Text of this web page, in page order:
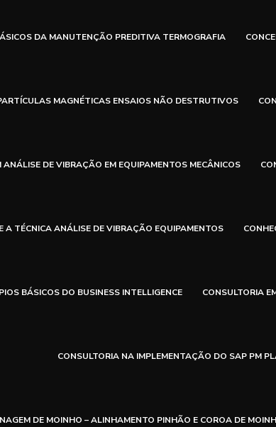
DA MANUTENÇÃO PREDITIVA TERMOGRAFIA
MAGNÉTICAS ENSAIOS NÃO DESTRUTIVOS
DE VIBRAÇÃO EM EQUIPAMENTOS MECÂNICOS
A TÉCNICA ANÁLISE DE VIBRAÇÃO EQUIPAMENTOS
BÁSICOS DO BUSINESS INTELLIGENCE CONSULTORIA
CONSULTORIA NA IMPLEMENTAÇÃO DO SAP PM
DE MOINHO – ALINHAMENTO PINHÃO E COROA DE